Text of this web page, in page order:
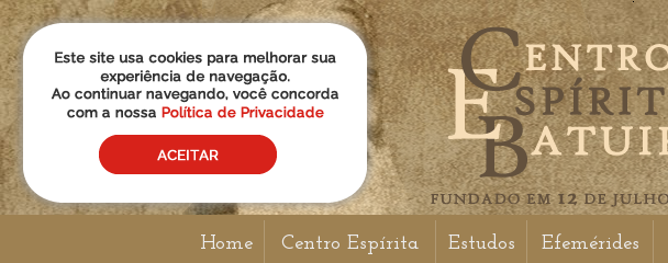
Home Centro Espírita Estudos Efemérides